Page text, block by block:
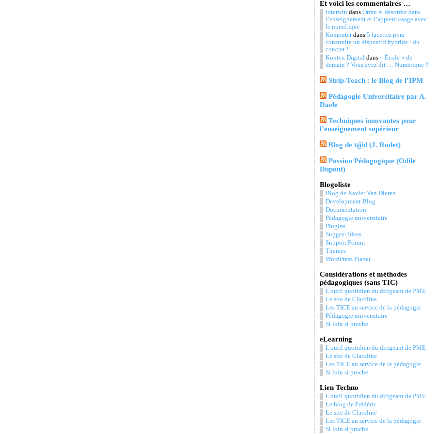
Et voici les commentaires …
interwin dans Ordre et désordre dans
l’enseignement et l’apprentissage avec
le numérique
Komputerdans 5 facettes pour
construire un dispositif hybride : du
concret !
Konten Digitaldans « École » de
demain ? Vous avez dit … Numérique ?
Strip-Teach : le Blog de l’IPM
Pédagogie Universitaire par A.
Daele
Techniques innovantes pour
l’enseignement supérieur
Blog de t@d (J. Rodet)
Passion Pédagogique (Odile
Dupont)
Blogoliste
Blog de Xavier Van Dieren
Development Blog
Documentation
Pédagogie universitaire
Plugins
Suggest Ideas
Support Forum
Themes
WordPress Planet
Considérations et méthodes
pédagogiques (sans TIC)
L'outil quotidien du dirigeant de PME
Le site de Claroline
Les TICE au service de la pédagogie
Pédagogie universitaire
Si loin si proche
eLearning
L'outil quotidien du dirigeant de PME
Le site de Claroline
Les TICE au service de la pédagogie
Si loin si proche
Lien Techno
L'outil quotidien du dirigeant de PME
Le blog de Frédéric
Le site de Claroline
Les TICE au service de la pédagogie
Si loin si proche